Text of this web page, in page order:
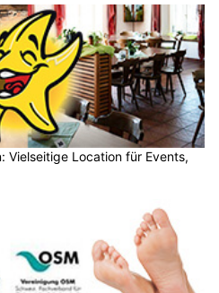
Vielseitige Location für Events,